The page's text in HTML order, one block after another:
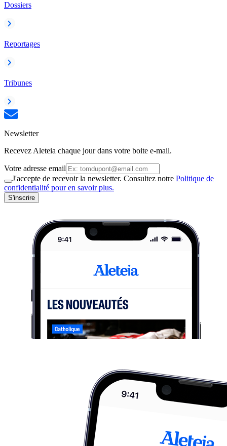
Dossiers
Reportages
Tribunes
Newsletter
Recevez Aleteia chaque jour dans votre boite e-mail.
Votre adresse email
J'accepte de recevoir la newsletter. Consultez notre Politique de
confidentialité pour en savoir plus.
S'inscrire